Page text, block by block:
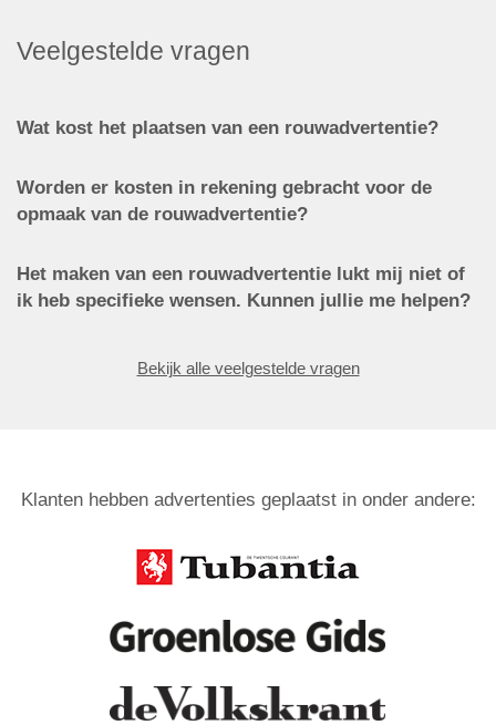
Veelgestelde vragen
Wat kost het plaatsen van een rouwadvertentie?
Worden er kosten in rekening gebracht voor de
opmaak van de rouwadvertentie?
Het maken van een rouwadvertentie lukt mij niet of
ik heb specifieke wensen. Kunnen jullie me helpen?
Bekijk alle veelgestelde vragen
Klanten hebben advertenties geplaatst in onder andere: